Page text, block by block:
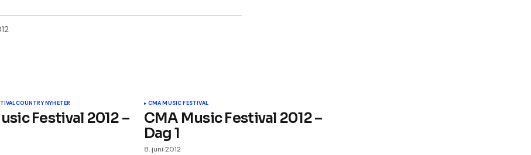
COUNTRY NYHETER
Festival 2012 –
CMA MUSIC FESTIVAL
CMA Music Festival 2012 –
Dag 1
8. juni 2012